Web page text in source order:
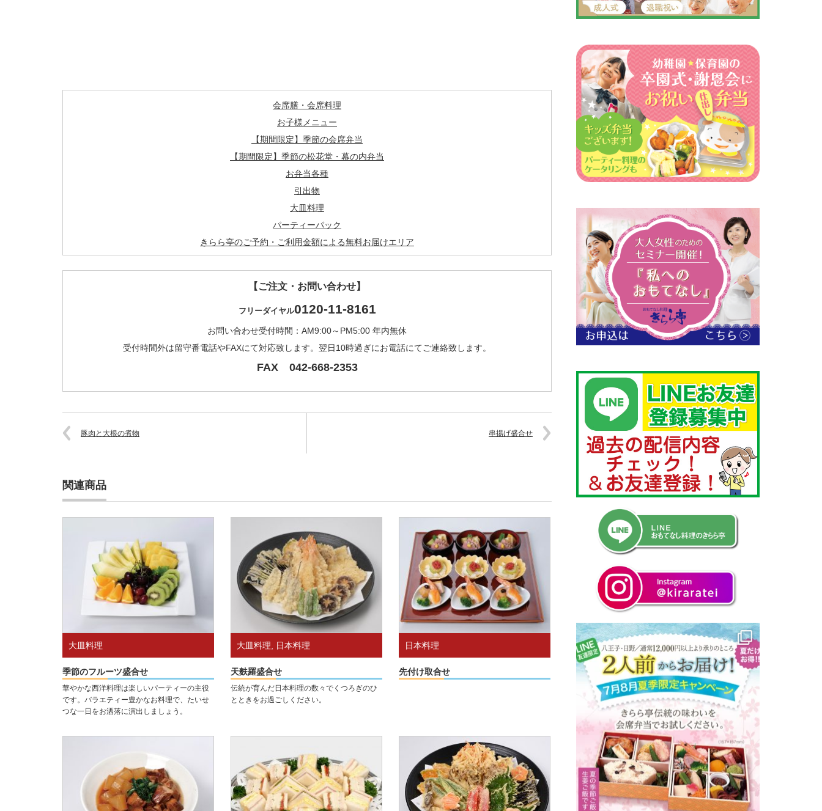
会席膳・会席料理
お子様メニュー
【期間限定】季節の会席弁当
【期間限定】季節の松花堂・幕の内弁当
お弁当各種
引出物
大皿料理
パーティーパック
きらら亭のご予約・ご利用金額による無料お届けエリア
【ご注文・お問い合わせ】
フリーダイヤル0120-11-8161
お問い合わせ受付時間：AM9:00～PM5:00 年内無休
受付時間外は留守番電話やFAXにて対応致します。翌日10時過ぎにお電話にてご連絡致します。
FAX 042-668-2353
豚肉と大根の煮物 串揚げ盛合せ
関連商品
大皿料理
季節のフルーツ盛合せ
華やかな西洋料理は楽しいパーティーの主役
です。バラエティー豊かなお料理で、たいせ
つな一日をお洒落に演出しましょう。
大皿料理 日本料理
天麩羅盛合せ
伝統が育んだ日本料理の数々でくつろぎのひ
とときをお過ごしください。
日本料理
先付け取合せ